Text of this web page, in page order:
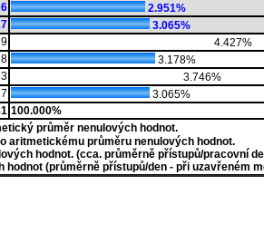
2.951%
3.065%
4.427%
3.178%
3.746%
3.065%
100.000%
průměr nenulových hodnot.
aritmetickému průměru nenulových hodnot.
hodnot. (cca. průměrně přístupů/pracovní
(průměrně přístupů/den - při uzavřeném